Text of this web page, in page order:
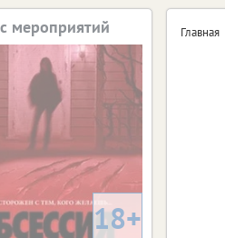
Главная
мероприятий
18+